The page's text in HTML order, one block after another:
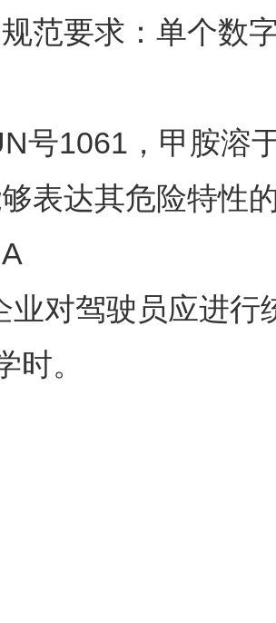
规范要求：单个数
号1061，甲胺溶
表达其危险特性
业对驾驶员应进
时。